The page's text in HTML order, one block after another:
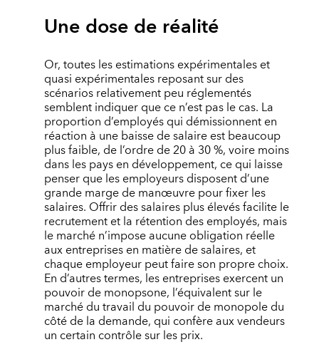
Une dose de réalité
Or, toutes les estimations expérimentales et
quasi expérimentales reposant sur des
scénarios relativement peu réglementés
semblent indiquer que ce n’est pas le cas. La
proportion d’employés qui démissionnent en
réaction à une baisse de salaire est beaucoup
plus faible, de l’ordre de 20 à 30 %, voire moins
dans les pays en développement, ce qui laisse
penser que les employeurs disposent d’une
grande marge de manœuvre pour fixer les
salaires. Offrir des salaires plus élevés facilite le
recrutement et la rétention des employés, mais
le marché n’impose aucune obligation réelle
aux entreprises en matière de salaires, et
chaque employeur peut faire son propre choix.
En d’autres termes, les entreprises exercent un
pouvoir de monopsone, l’équivalent sur le
marché du travail du pouvoir de monopole du
côté de la demande, qui confère aux vendeurs
un certain contrôle sur les prix.